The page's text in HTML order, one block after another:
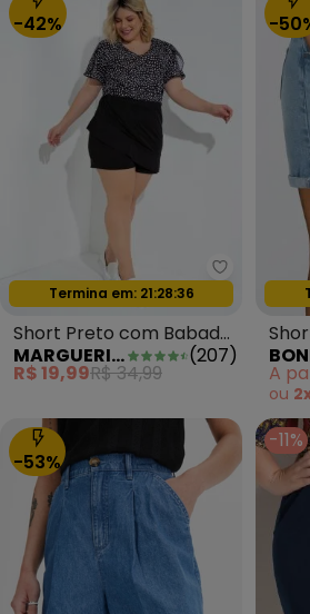
-42%
Oferta relâmpago
Termina em: 21:28:34
Short Preto com Babado
Plus Size
MARGUERITE (207)
R$ 19,99R$ 34,99
-
A
ou
-53%
-11%